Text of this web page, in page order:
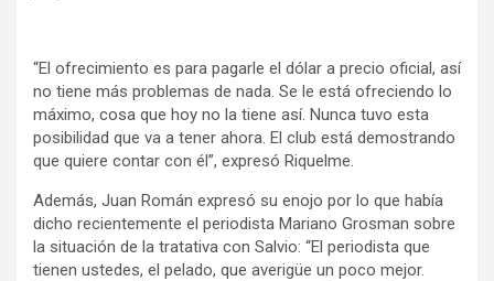
“El ofrecimiento es para pagarle el dólar a precio oficial, así
no tiene más problemas de nada. Se le está ofreciendo lo
máximo, cosa que hoy no la tiene así. Nunca tuvo esta
posibilidad que va a tener ahora. El club está demostrando
que quiere contar con él”, expresó Riquelme.
Además, Juan Román expresó su enojo por lo que había
dicho recientemente el periodista Mariano Grosman sobre
la situación de la tratativa con Salvio: “El periodista que
tienen ustedes, el pelado, que averigüe un poco mejor.